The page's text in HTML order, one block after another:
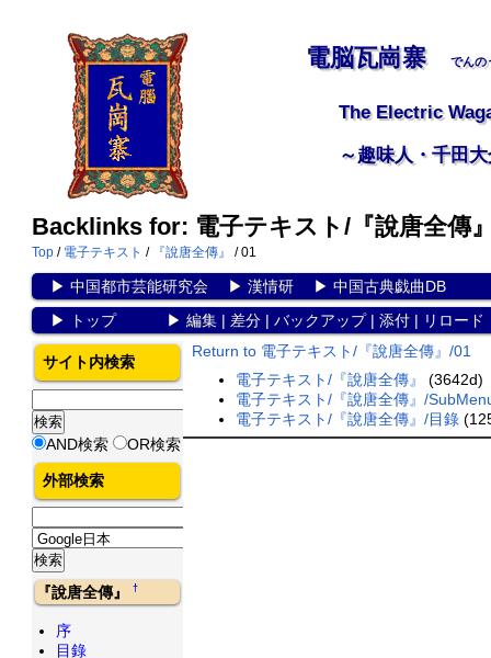
電脳瓦崗寨 でんの
The Electric
～趣味人・千田
Backlinks for: 電子テキスト/『說唐全傳
Top / 電子テキスト / 『說唐全傳』 / 01
▶ 中国都市芸能研究会▶ 漢情研▶ 中国古典戯曲DB
▶
トップ▶ 編集| 差分| バックアップ| 添付| リロード
Return to 電子テキスト/『說唐全傳』/01
電子テキスト/『說唐全傳』
(3642d)
電子テキスト/『說唐全傳』/
電子テキスト/『說唐全傳』/目錄
サイト内検索
AND検索 OR検索
外部検索
『說唐全傳』†
序
目錄